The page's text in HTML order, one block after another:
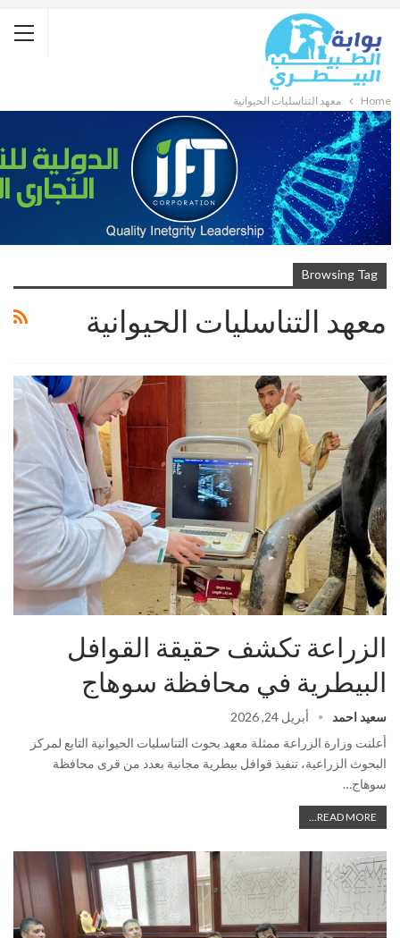
Home معهد التناسليات الحيوانية
Browsing Tag
معهد التناسليات الحيوانية
الزراعة تكشف حقيقة القوافل
البيطرية في محافظة سوهاج
سعيد احمد
أبريل 24, 2026
أعلنت وزارة الزراعة ممثلة معهد بحوث التناسليات الحيوانية التابع لمركز
البحوث الزراعية، تنفيذ قوافل بيطرية مجانية بعدد من قرى محافظة
سوهاج…
READ MORE...